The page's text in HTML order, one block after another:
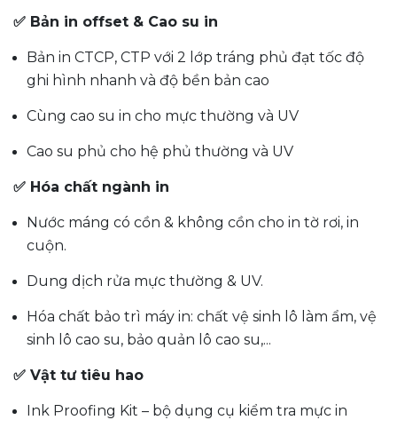
✅ Bản in offset & Cao su in
Bản in CTCP, CTP với 2 lớp tráng phủ đạt tốc độ
ghi hình nhanh và độ bền bản cao
Cùng cao su in cho mực thường và UV
Cao su phủ cho hệ phủ thường và UV
✅ Hóa chất ngành in
Nước máng có cồn & không cồn cho in tờ rơi, in
cuộn.
Dung dịch rửa mực thường & UV.
Hóa chất bảo trì máy in: chất vệ sinh lô làm ẩm, vệ
sinh lô cao su, bảo quản lô cao su,...
✅ Vật tư tiêu hao
Ink Proofing Kit – bộ dụng cụ kiểm tra mực in